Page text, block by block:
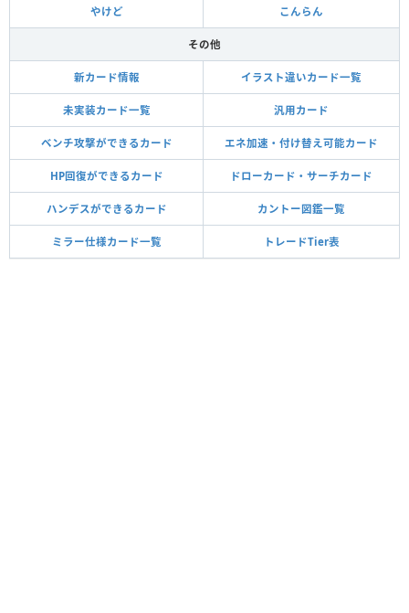
やけど こんらん
その他
新カード情報 イラスト違いカード一覧
未実装カード一覧 汎用カード
ベンチ攻撃ができるカード エネ加速・付け替え可能カード
HP回復ができるカード ドローカード・サーチカード
ハンデスができるカード カントー図鑑一覧
ミラー仕様カード一覧 トレードTier表